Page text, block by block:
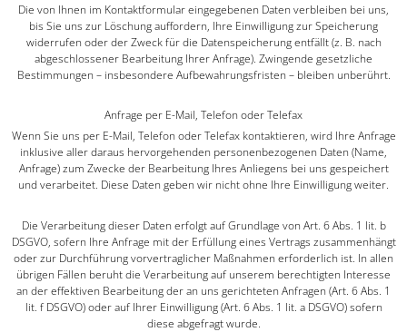
Die von Ihnen im Kontaktformular eingegebenen Daten verbleiben bei uns,
bis Sie uns zur Löschung auffordern, Ihre Einwilligung zur Speicherung
widerrufen oder der Zweck für die Datenspeicherung entfällt (z. B. nach
abgeschlossener Bearbeitung Ihrer Anfrage). Zwingende gesetzliche
Bestimmungen – insbesondere Aufbewahrungsfristen – bleiben unberührt.
Anfrage per E-Mail, Telefon oder Telefax
Wenn Sie uns per E-Mail, Telefon oder Telefax kontaktieren, wird Ihre Anfrage
inklusive aller daraus hervorgehenden personenbezogenen Daten (Name,
Anfrage) zum Zwecke der Bearbeitung Ihres Anliegens bei uns gespeichert
und verarbeitet. Diese Daten geben wir nicht ohne Ihre Einwilligung weiter.
Die Verarbeitung dieser Daten erfolgt auf Grundlage von Art. 6 Abs. 1 lit. b
DSGVO, sofern Ihre Anfrage mit der Erfüllung eines Vertrags zusammenhängt
oder zur Durchführung vorvertraglicher Maßnahmen erforderlich ist. In allen
übrigen Fällen beruht die Verarbeitung auf unserem berechtigten Interesse
an der effektiven Bearbeitung der an uns gerichteten Anfragen (Art. 6 Abs. 1
lit. f DSGVO) oder auf Ihrer Einwilligung (Art. 6 Abs. 1 lit. a DSGVO) sofern
diese abgefragt wurde.